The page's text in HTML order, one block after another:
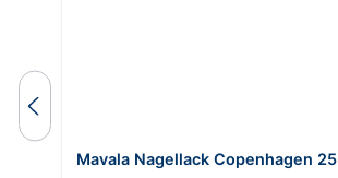
Mavala Nagellack Copenhagen 25